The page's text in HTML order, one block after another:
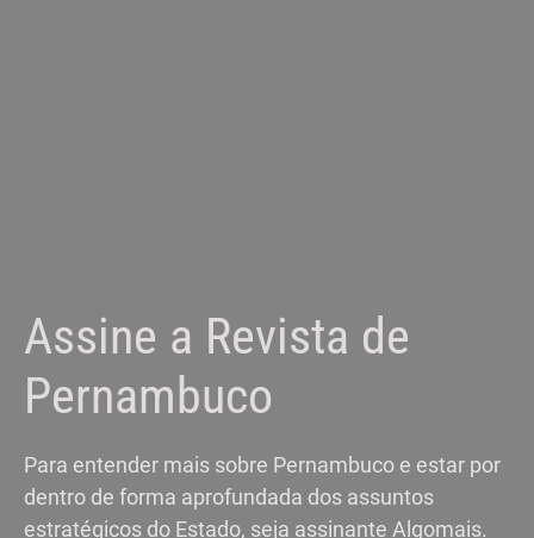
Assine a Revista de
Pernambuco
Para entender mais sobre Pernambuco e estar por
dentro de forma aprofundada dos assuntos
estratégicos do Estado, seja assinante Algomais.